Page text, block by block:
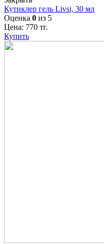
Кутиклер гель Livsi, 30 мл
Оценка 0 из 5
Цена: 770 тг.
Купить